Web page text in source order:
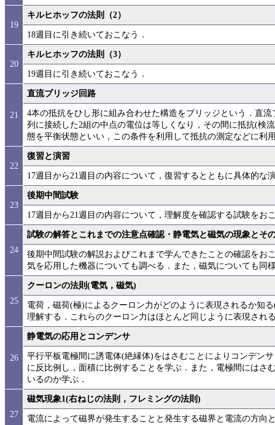
19
キルヒホッフの法則（2）
18週目に引き続いておこなう．
20
キルヒホッフの法則（3）
19週目に引き続いておこなう．
21
直流ブリッジ回路
4本の抵抗をひし形に組み合わせた構造をブリッジという．直
列に接続した2組の中点の電位は等しくなり，その間に抵抗(検
態を平衡状態といい，この条件を利用して抵抗の測定などに利
22
復習と演習
17週目から21週目の内容について，復習するとともに具体的な
23
後期中間試験
17週目から21週目の内容について，理解度を確認する試験をお
24
試験の解答とこれまでの注意点確認・静電気と磁気の現象とそ
後期中間試験の解説およびこれまで学んできたことの確認をお
気を応用した機器についても調べる．また，磁気についても同
25
クーロンの法則(電気，磁気)
電荷，磁荷(極)によるクーロン力がどのように表現されるか知
理解する．これらのクーロン力はほとんど同じように表現され
26
静電気の応用とコンデンサ
平行平板電極間に誘電体(絶縁体)をはさむことによりコンデン
に反比例し，面積に比例することを学ぶ．また，電極間にはさ
いるのか学ぶ．
27
磁気現象1(右ねじの法則，フレミングの法則)
電流によって磁界が発生することと発生する磁界と電流の方向